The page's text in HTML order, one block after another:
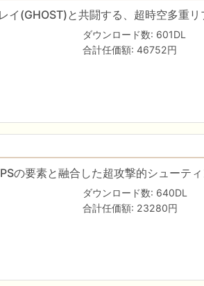
イ(GHOST)と共闘する、超時空多重
ダウンロード数: 601DL
合計任価額: 46752円
の要素と融合した超攻撃的シューテ
ダウンロード数: 640DL
合計任価額: 23280円